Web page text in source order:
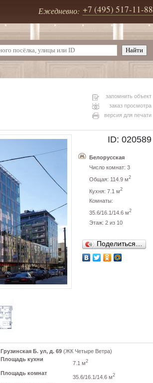
Ежедневно: +7 (495) 517-11-88
запомнить объект
заказ просмотра
версия для печати
ID: 020589
Белорусская
Число комнат: 3
Общая: 114.9 м2
Кухня: 7.1 м2
Комнаты:
35.6/16.1/14.6 м2
Этаж: 2 из 10
Поделиться…
Грузинская Б. ул, д. 69 (ЖК Четыре Ветра)
Площадь кухни
7.1 м2
Площадь комнат
35.6/16.1/14.6 м2